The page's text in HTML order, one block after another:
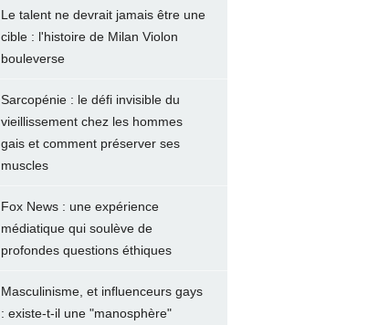
Le talent ne devrait jamais être une
cible : l'histoire de Milan Violon
bouleverse
Sarcopénie : le défi invisible du
vieillissement chez les hommes
gais et comment préserver ses
muscles
Fox News : une expérience
médiatique qui soulève de
profondes questions éthiques
Masculinisme, et influenceurs gays
: existe-t-il une "manosphère"